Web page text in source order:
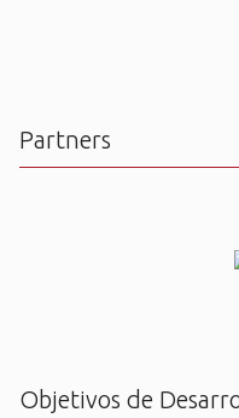
Partners
Objetivos de